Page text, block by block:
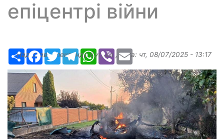
епіцентрі війни
РесурсFacebook
TwitterTelegramWhatsApp
ViberEmail
Надіслав:Александр Бугаев , дата: чт, 08/07/2025 - 13:17